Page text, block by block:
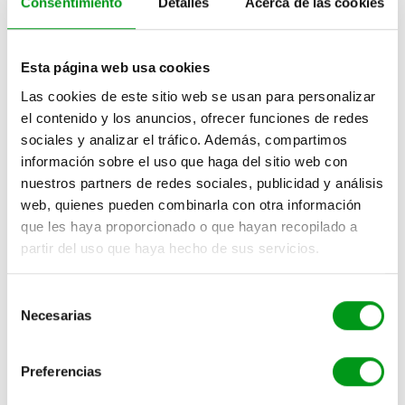
Esta página web usa cookies
Las cookies de este sitio web se usan para personalizar
el contenido y los anuncios, ofrecer funciones de redes
sociales y analizar el tráfico. Además, compartimos
información sobre el uso que haga del sitio web con
nuestros partners de redes sociales, publicidad y análisis
web, quienes pueden combinarla con otra información
que les haya proporcionado o que hayan recopilado a
partir del uso que haya hecho de sus servicios.
Necesarias
Preferencias
● Fotos en las que se aprecien ⅔ partes de tu cuerpo
● Fotos en las que mires a la cámara
Al igual que otrasaplicaciones de citas, las
descripciones en Tinder son muy importantes, ya que
te permiten expresarte y mostrarte con total
naturalidad.
Las frases en Tinder son del tipo: «Si no coincides
conmigo, te perderás…», «Si pudieras tener un
superpoder, este sería…», las cuales dan mucho juego
y facilitan romper el hielo, evitando tener que iniciar
una conversación con un simple «Hola». Mucha gente
no se molesta en escribir nada en esta sección, así que
no cometas ese error. Los perfiles de Tinder con una